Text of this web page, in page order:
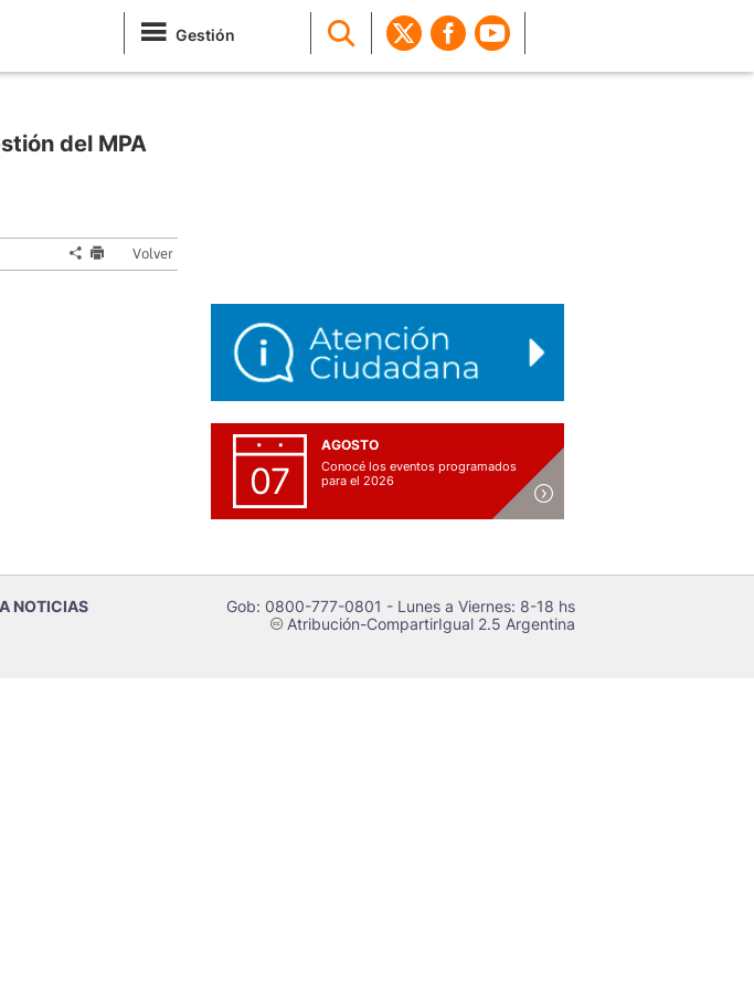
Gestión
del MPA
Volver
07
AGOSTO
Conocé los eventos programados
para el 2026
NOTICIAS Gob: 0800-777-0801 - Lunes a Viernes: 8-18 hs
cAtribución-CompartirIgual 2.5 Argentina